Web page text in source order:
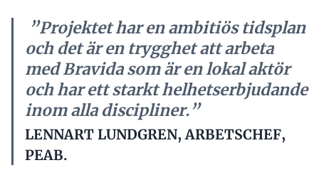
”Projektet har en ambitiös tidsplan
och det är en trygghet att arbeta
med Bravida som är en lokal aktör
och har ett starkt helhetserbjudande
inom alla discipliner.”
LENNART LUNDGREN, ARBETSCHEF,
PEAB.